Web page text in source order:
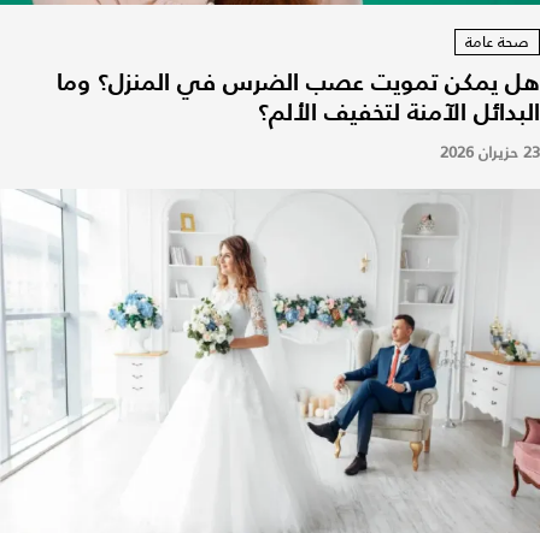
صحة عامة
هل يمكن تمويت عصب الضرس في المنزل؟ وما
البدائل الآمنة لتخفيف الألم؟
23 حزيران 2026